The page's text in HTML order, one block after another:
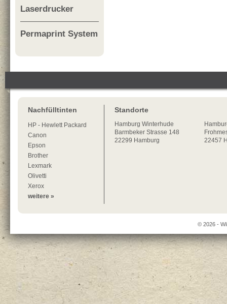
Laserdrucker
Permaprint System
Nachfülltinten
HP - Hewlett Packard
Canon
Epson
Brother
Lexmark
Olivetti
Xerox
weitere »
Standorte
Hamburg Winterhude
Barmbeker Strasse 148
22299 Hamburg
22457
© 2026 -